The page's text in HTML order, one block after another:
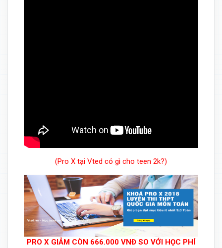
(Pro X tại Vted có gì cho teen 2k?)
PRO X GIẢM CÒN 666.000 VNĐ SO VỚI HỌC PHÍ